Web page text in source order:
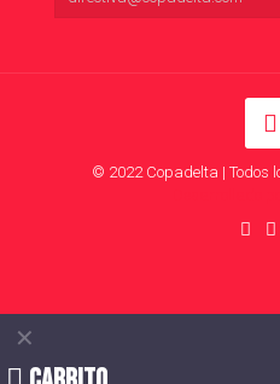
© 2022 Copadelta | Todos
✕